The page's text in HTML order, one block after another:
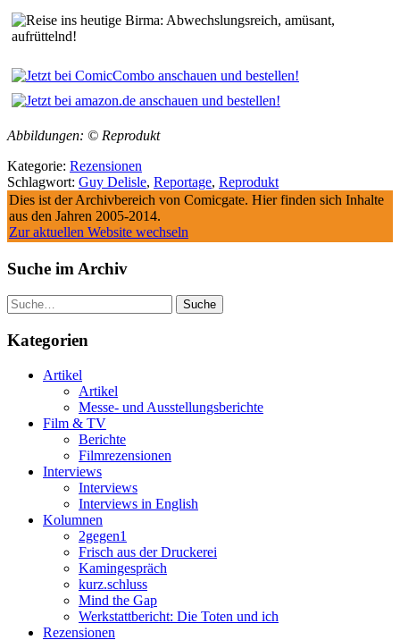
Abbildungen: © Reprodukt
Kategorie: Rezensionen
Schlagwort: Guy Delisle, Reportage, Reprodukt
Dies ist der Archivbereich von Comicgate. Hier finden sich Inhalte
aus den Jahren 2005-2014.
Zur aktuellen Website wechseln
Suche im Archiv
Suche
Kategorien
Artikel
Artikel
Messe- und Ausstellungsberichte
Film & TV
Berichte
Filmrezensionen
Interviews
Interviews
Interviews in English
Kolumnen
2gegen1
Frisch aus der Druckerei
Kamingespräch
kurz.schluss
Mind the Gap
Werkstattbericht: Die Toten und ich
Rezensionen